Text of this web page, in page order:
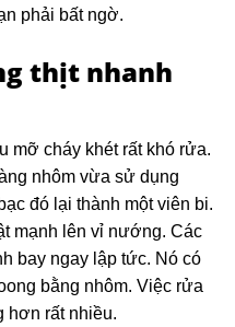
phải bất ngờ.
thịt nhanh
mỡ cháy khét rất khó rửa.
nhôm vừa sử dụng
đó lại thành một viên bi.
mạnh lên vỉ nướng. Các
bay ngay lập tức. Nó có
bằng nhôm. Việc rửa
hơn rất nhiều.